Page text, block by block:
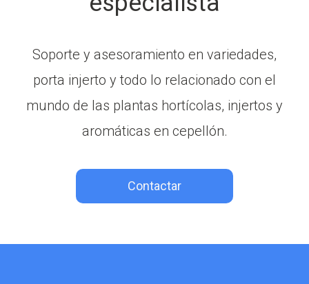
Soporte y asesoramiento en variedades,
porta injerto y todo lo relacionado con el
mundo de las plantas hortícolas, injertos y
aromáticas en cepellón.
Contactar